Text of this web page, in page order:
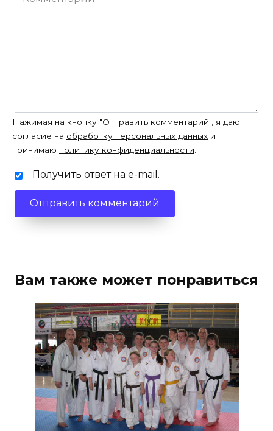
Нажимая на кнопку "Отправить комментарий", я даю
согласие на обработку персональных данных и
принимаю политику конфиденциальности
Получить ответ на e-mail.
Вам также может понравиться